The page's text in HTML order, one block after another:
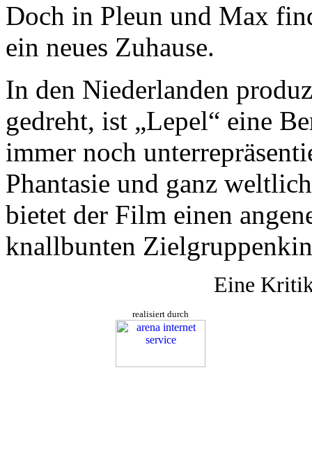
Doch in Pleun und Max
ein neues Zuhause.
In den Niederlanden
gedreht, ist „Lepel“ eine
immer noch
Phantasie und ganz
bietet der Film einen
knallbunten
Eine
realisiert durch